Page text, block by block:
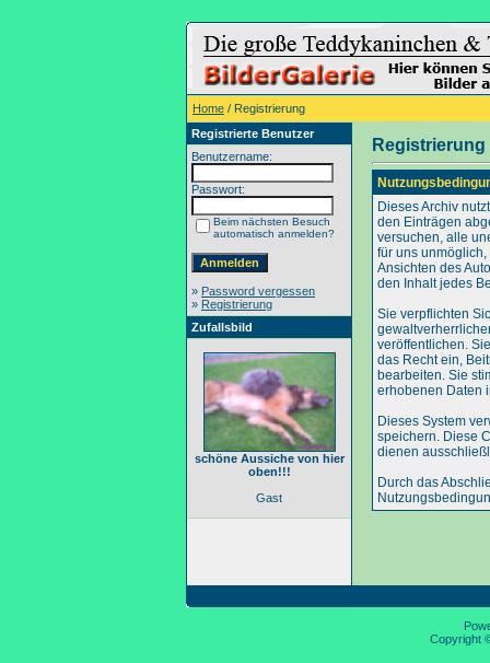
Home / Registrierung
Registrierte Benutzer
Benutzername:
Passwort:
Beim nächsten Besuch
automatisch anmelden?
» Password vergessen
» Registrierung
Zufallsbild
schöne Aussiche von hier
oben!!!
Gast
Registrierung
Dieses Archiv
den Einträgen
versuchen, alle
für uns
Ansichten des
den Inhalt jedes
Sie verpflichten
veröffentlichen.
das Recht ein,
bearbeiten. Sie
erhobenen Daten
Dieses System
speichern. Diese
dienen
Durch das
Copyright